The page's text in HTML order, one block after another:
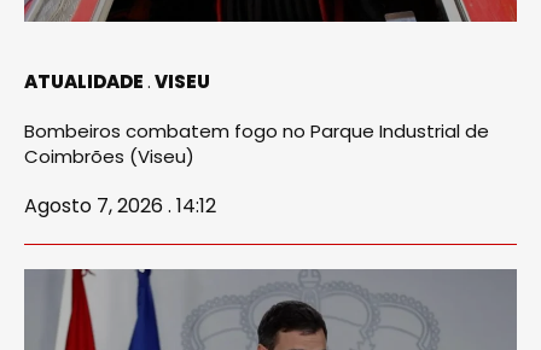
ATUALIDADE VISEU
Bombeiros combatem fogo no Parque Industrial de
Coimbrões (Viseu)
Agosto 7, 2026 . 14:12